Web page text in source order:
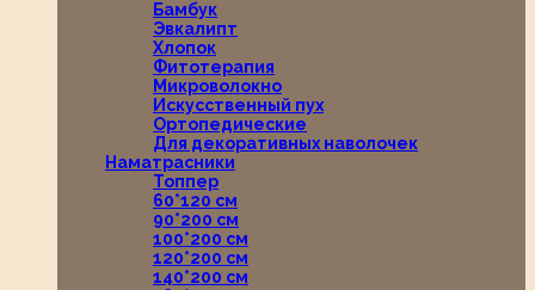
Бамбук
Эвкалипт
Хлопок
Фитотерапия
Микроволокно
Искусственный пух
Ортопедические
Для декоративных наволочек
Наматрасники
Топпер
60*120 см
90*200 см
100*200 см
120*200 см
140*200 см